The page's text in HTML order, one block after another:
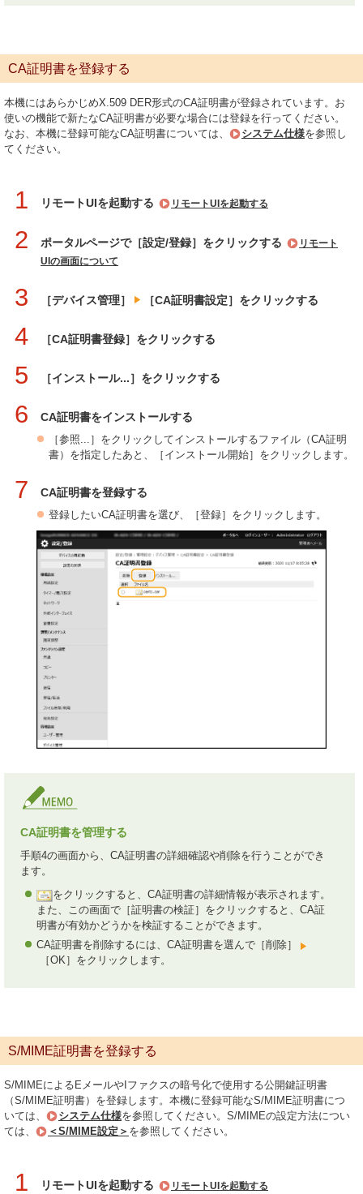
CA証明書を登録する
本機にはあらかじめX.509 DER形式のCA証明書が登録されています。お
使いの機能で新たなCA証明書が必要な場合には登録を行ってください。
なお、本機に登録可能なCA証明書については、
システム仕様を参照し
てください。
1 リモートUIを起動する リモートUIを起動する
2 ポータルページで［設定/登録］をクリックする
リモート
UIの画面について
3 ［デバイス管理］ ［CA証明書設定］をクリックする
4 ［CA証明書登録］をクリックする
5 ［インストール...］をクリックする
6 CA証明書をインストールする
［参照...］をクリックしてインストールするファイル（CA証明
書）を指定したあと、［インストール開始］をクリックします。
7 CA証明書を登録する
登録したいCA証明書を選び、［登録］をクリックします。
CA証明書を管理する
手順4の画面から、CA証明書の詳細確認や削除を行うことができ
ます。
をクリックすると、CA証明書の詳細情報が表示されます。
また、この画面で［証明書の検証］をクリックすると、CA証
明書が有効かどうかを検証することができます。
CA証明書を削除するには、CA証明書を選んで［削除］
［OK］をクリックします。
S/MIME証明書を登録する
S/MIMEによるEメールやIファクスの暗号化で使用する公開鍵証明書
（S/MIME証明書）を登録します。本機に登録可能なS/MIME証明書につ
いては、
システム仕様を参照してください。S/MIMEの設定方法につい
ては、
＜S/MIME設定＞ を参照してください。
1 リモートUIを起動する リモートUIを起動する